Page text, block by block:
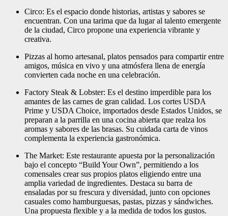
Circo: Es el espacio donde historias, artistas y sabores se
encuentran. Con una tarima que da lugar al talento emergente
de la ciudad, Circo propone una experiencia vibrante y
creativa.
Pizzas al horno artesanal, platos pensados para compartir entre
amigos, música en vivo y una atmósfera llena de energía
convierten cada noche en una celebración.
Factory Steak & Lobster: Es el destino imperdible para los
amantes de las carnes de gran calidad. Los cortes USDA
Prime y USDA Choice, importados desde Estados Unidos, se
preparan a la parrilla en una cocina abierta que realza los
aromas y sabores de las brasas. Su cuidada carta de vinos
complementa la experiencia gastronómica.
The Market: Este restaurante apuesta por la personalización
bajo el concepto “Build Your Own”, permitiendo a los
comensales crear sus propios platos eligiendo entre una
amplia variedad de ingredientes. Destaca su barra de
ensaladas por su frescura y diversidad, junto con opciones
casuales como hamburguesas, pastas, pizzas y sándwiches.
Una propuesta flexible y a la medida de todos los gustos.